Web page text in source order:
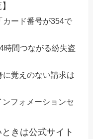
カード番号が354で
時間つながる紛失盗
に覚えのない請求は
フォメーションセ
きは公式サイト